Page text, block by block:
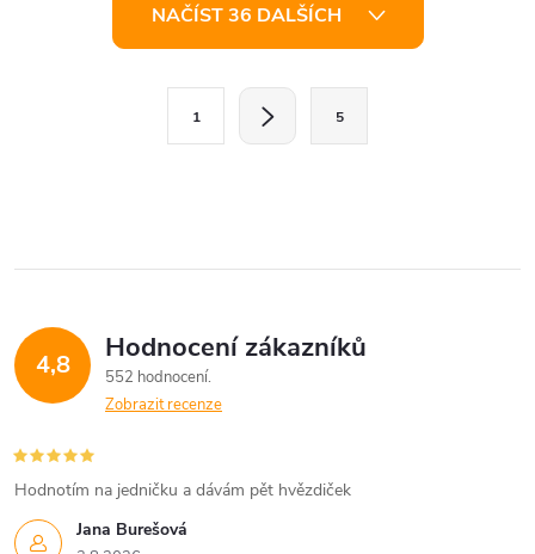
í
p
v
k
NAČÍST 36 DALŠÍCH
k
v
á
n
1 5
4,8 Hodnocení zákazníků
552 hodnocení
Zobrazit recenze
Jana Burešová
Hodnotím na jedničku a dávám pět hvězdiček